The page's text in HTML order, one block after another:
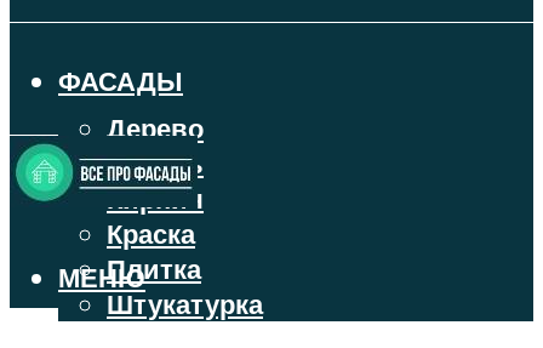
ФАСАДЫ
Дерево
Камень
Кирпич
Краска
Плитка
Штукатурка
МЕНЮ